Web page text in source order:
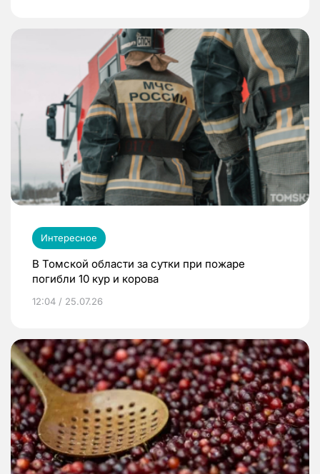
Интересное
В Томской области за сутки при пожаре
погибли 10 кур и корова
12:04 / 25.07.26